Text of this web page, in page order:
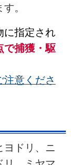
。
に指定され
で捕獲・駆
注意くださ
ヨドリ、ニ